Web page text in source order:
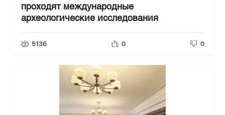
проходят международные
археологические исследования
5136 0 0